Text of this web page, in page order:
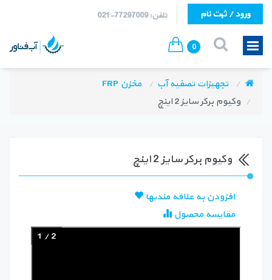
تلفن: 77297009-021 ورود / ثبت نام
0
تجهیزات تصفیه آب
مخزن FRP
وکیوم برکر سایز 2 اینچ
وکیوم برکر سایز 2 اینچ
افزودن به علاقه مندیها
مقایسه محصول
1 /2